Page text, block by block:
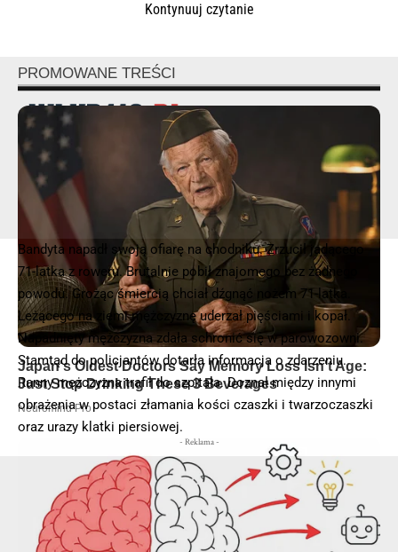
Bandyta napadł swoją ofiarę na chodniku. Zrzucił jadącego
71-latka z roweru. Brutalnie pobił znajomego bez żadnego
powodu. Grożąc śmiercią chciał dźgnąć nożem 71-latka.
Leżącego na ziemi mężczyznę uderzał pięściami i kopał.
Napadnięty mężczyzna zdała schronić się w parowozowni.
Stamtąd do policjantów dotarła informacja o zdarzeniu.
Ranny mężczyzna trafił do szpitala. Doznał między innymi
obrażenia w postaci złamania kości czaszki i twarzoczaszki
oraz urazy klatki piersiowej.
- Reklama -
Kontynuuj czytanie
© 2025 – Wielkopolska 112, Wszelkie prawa zastrzeżone | hvln.pl